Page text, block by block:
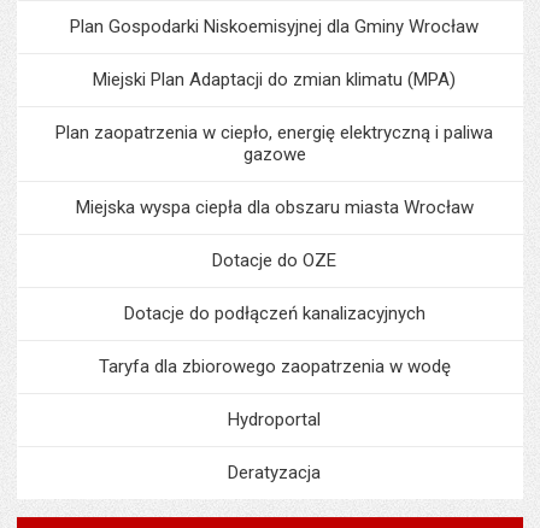
Plan Gospodarki Niskoemisyjnej dla Gminy Wrocław
Miejski Plan Adaptacji do zmian klimatu (MPA)
Plan zaopatrzenia w ciepło, energię elektryczną i paliwa
gazowe
Miejska wyspa ciepła dla obszaru miasta Wrocław
Dotacje do OZE
Dotacje do podłączeń kanalizacyjnych
Taryfa dla zbiorowego zaopatrzenia w wodę
Hydroportal
Deratyzacja